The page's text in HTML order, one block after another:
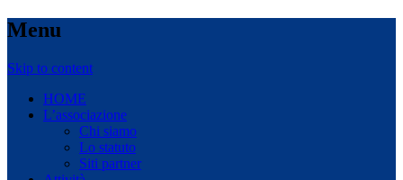
Menu
Skip to content
HOME
L’associazione
Chi siamo
Lo statuto
Siti partner